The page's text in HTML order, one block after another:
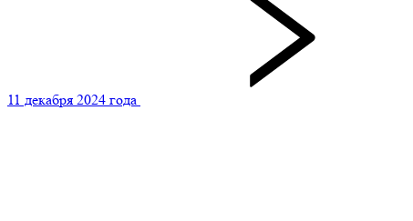
11 декабря 2024 года